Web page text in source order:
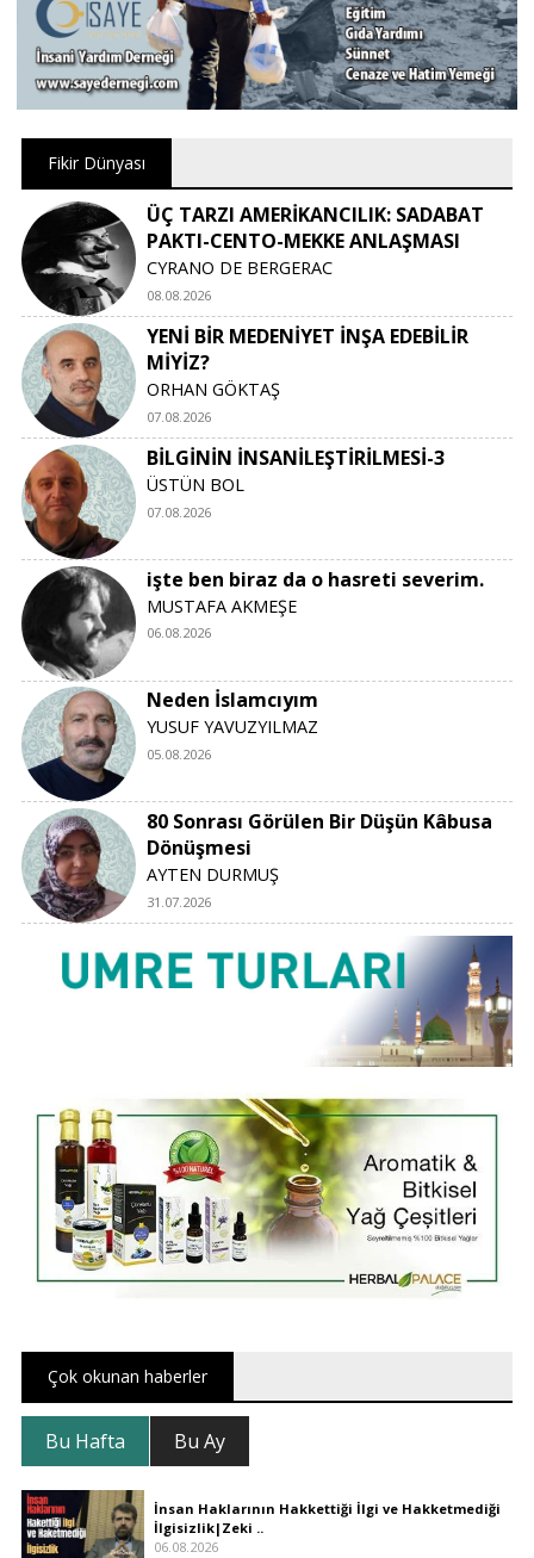
Fikir Dünyası
ÜÇ TARZI AMERİKANCILIK: SADABAT
PAKTI-CENTO-MEKKE ANLAŞMASI
CYRANO DE BERGERAC
08.08.2026
YENİ BİR MEDENİYET İNŞA EDEBİLİR
MİYİZ?
ORHAN GÖKTAŞ
07.08.2026
BİLGİNİN İNSANİLEŞTİRİLMESİ-3
ÜSTÜN BOL
07.08.2026
işte ben biraz da o hasreti severim.
MUSTAFA AKMEŞE
06.08.2026
Neden İslamcıyım
YUSUF YAVUZYILMAZ
05.08.2026
80 Sonrası Görülen Bir Düşün Kâbusa
Dönüşmesi
AYTEN DURMUŞ
31.07.2026
Çok okunan haberler
Bu Hafta Bu Ay
İnsan Haklarının Hakkettiği İlgi ve Hakketmediği
İlgisizlik|Zeki ..
06.08.2026